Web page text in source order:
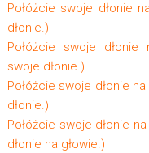
Połóżcie swoje dłonie
dłonie.)
Połóżcie swoje dłonie
swoje dłonie.)
Połóżcie swoje dłonie
dłonie.)
Połóżcie swoje dłonie
dłonie na głowie.)